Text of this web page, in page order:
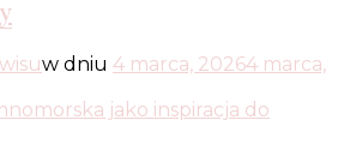
w dniu 4 marca, 20264 marca,